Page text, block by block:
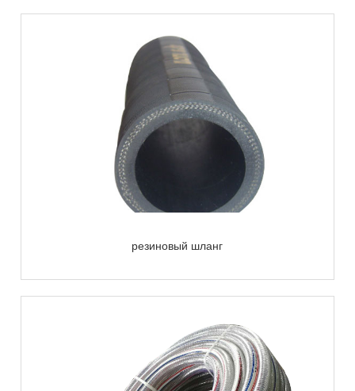
резиновый шланг